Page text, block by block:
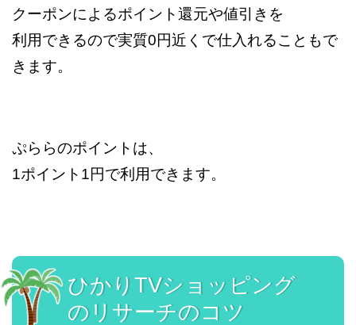
クーポンによるポイント還元や値引きを
利用できるので実質0円近くで仕入れることもで
きます。
ぷららのポイントは、
1ポイント1円で利用できます。
ひかりTVショッピング
のリサーチのコツ